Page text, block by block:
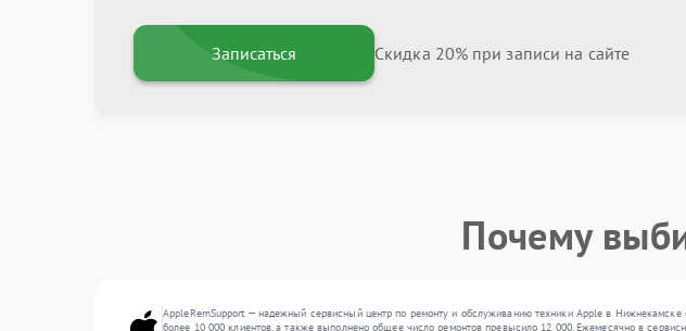
Записаться Скидка 20% при записи на сайте
Почему
AppleRemSupport — надежный сервисный центр по ремонту и обслуживанию техники Apple в
более 10 000 клиентов, а также выполнено общее число ремонтов превысило 12 000. Ежемесячно в